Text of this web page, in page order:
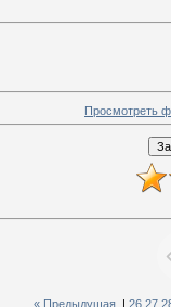
Просмотреть
« Предыдущая 26 27